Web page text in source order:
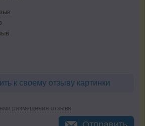
к своему отзыву картинки
размещения отзыва